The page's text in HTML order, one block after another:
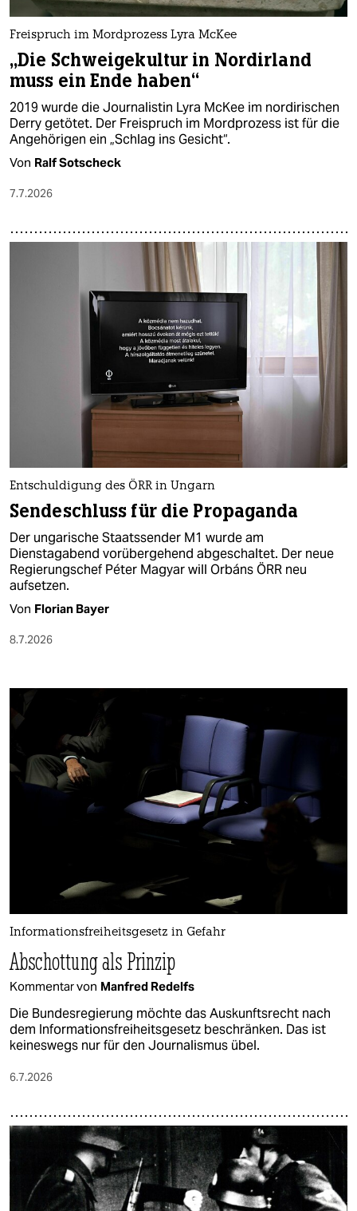
Freispruch im Mordprozess Lyra McKee
„Die Schweigekultur in Nordirland
muss ein Ende haben“
2019 wurde die Journalistin Lyra McKee im nordirischen
Derry getötet. Der Freispruch im Mordprozess ist für die
Angehörigen ein „Schlag ins Gesicht“.
Von Ralf Sotscheck
7.7.2026
Entschuldigung des ÖRR in Ungarn
Sendeschluss für die Propaganda
Der ungarische Staatssender M1 wurde am
Dienstagabend vorübergehend abgeschaltet. Der neue
Regierungschef Péter Magyar will Orbáns ÖRR neu
aufsetzen.
Von Florian Bayer
8.7.2026
Informationsfreiheitsgesetz in Gefahr
Abschottung als Prinzip
Kommentar von Manfred Redelfs
Die Bundesregierung möchte das Auskunftsrecht nach
dem Informationsfreiheitsgesetz beschränken. Das ist
keineswegs nur für den Journalismus übel.
6.7.2026